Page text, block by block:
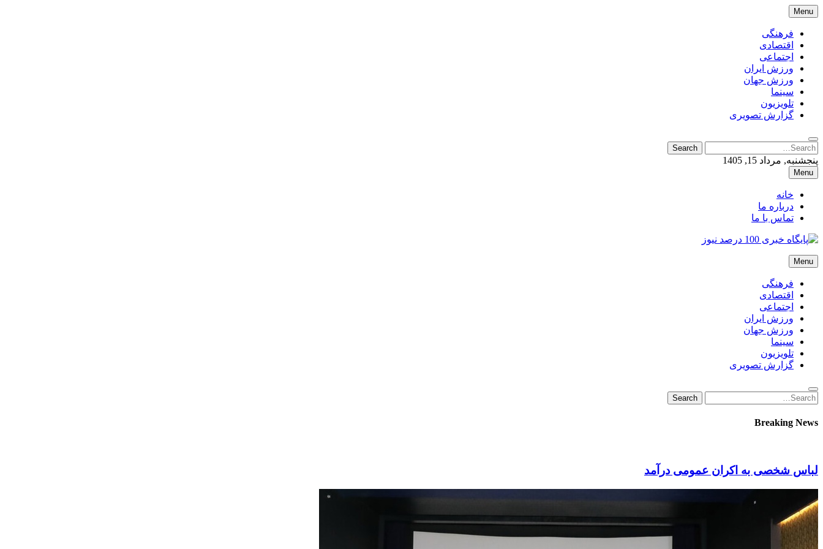
Skip
to
content
Menu
فرهنگی
اقتصادی
اجتماعی
ورزش ایران
ورزش جهان
سینما
تلویزیون
گزارش تصویری
Search
for:
Search
پنجشنبه, مرداد 15, 1405
Menu
خانه
درباره ما
تماس با ما
پایگاه خبری 100 درصد نیوز
پایگاه خبری 100 درصد نیوز
Menu
فرهنگی
اقتصادی
اجتماعی
ورزش ایران
ورزش جهان
سینما
تلویزیون
گزارش تصویری
Search
for:
Search
Breaking News
لباس شخصی به اکران عمومی درآمد